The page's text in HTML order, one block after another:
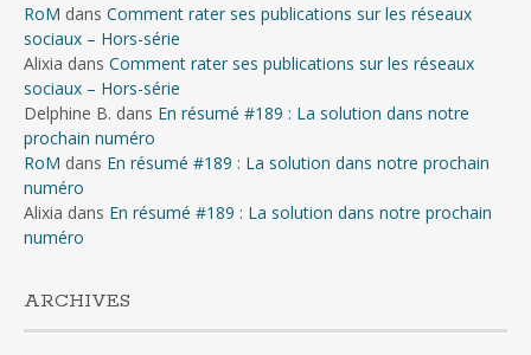
RoM dans Comment rater ses publications sur les réseaux
sociaux – Hors-série
Alixia dans Comment rater ses publications sur les réseaux
sociaux – Hors-série
Delphine B. dans En résumé #189 : La solution dans notre
prochain numéro
RoM dans En résumé #189 : La solution dans notre prochain
numéro
Alixia dans En résumé #189 : La solution dans notre prochain
numéro
ARCHIVES